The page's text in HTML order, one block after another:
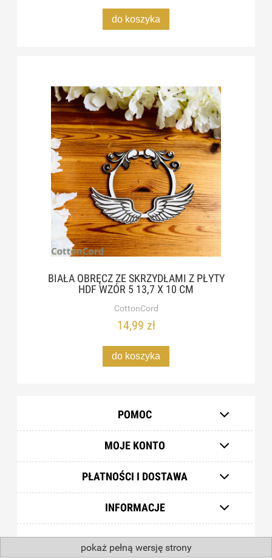
do koszyka
BIAŁA OBRĘCZ ZE SKRZYDŁAMI Z PŁYTY
HDF WZÓR 5 13,7 X 10 CM
CottonCord
14,99 zł
do koszyka
POMOC
MOJE KONTO
PŁATNOŚCI I DOSTAWA
INFORMACJE
pokaż pełną wersję strony